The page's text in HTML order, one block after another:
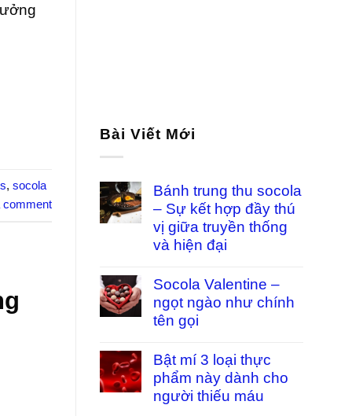
, socola
comment
Bài Viết Mới
Bánh trung thu socola
– Sự kết hợp đầy thú
vị giữa truyền thống
và hiện đại
Socola Valentine –
ngọt ngào như chính
tên gọi
Bật mí 3 loại thực
phẩm này dành cho
người thiếu máu